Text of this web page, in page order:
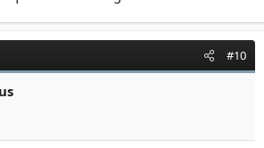
#10